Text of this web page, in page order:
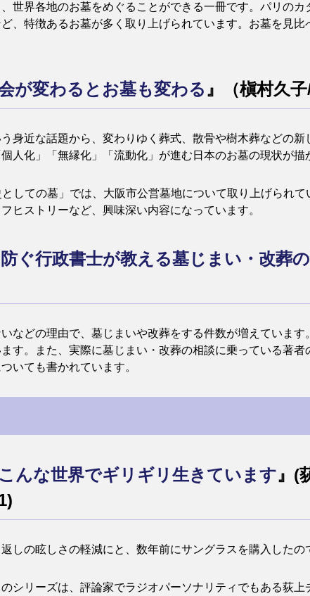
世界各地のお墓をめぐることができる一冊です。パリの
、特徴あるお墓が多く取り上げられています。お墓を見
が変わるとお墓も変わる』（槇村久
身近な話題から、変わりゆく葬式、散骨や樹木葬などの
人化」「無縁化」「流動化」が進む日本のお墓の現状が描
しての墓」では、大阪市公営墓地について取り上げられ
ヒストリーなど、興味深い内容になっています。
ぐ行政書士が教える墓じまい・改葬
などの理由で、墓じまいや改葬をする件数が増えていま
す。また、実際に墓じまい・改葬の相談に乗っている著
いても書かれています。
んな世界でギリギリ生きています』(
しの眩しさの軽減にと、数年前にサングラスを購入した
シリーズは、評論家でラジオパーソナリティでもある荻